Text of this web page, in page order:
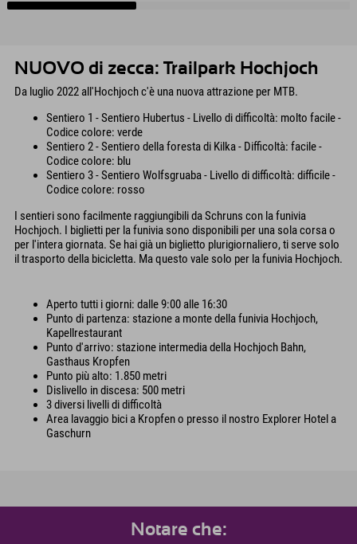
NUOVO di zecca: Trailpark Hochjoch
Da luglio 2022 all'Hochjoch c'è una nuova attrazione per MTB.
Sentiero 1 - Sentiero Hubertus - Livello di difficoltà: molto facile -
Codice colore: verde
Sentiero 2 - Sentiero della foresta di Kilka - Difficoltà: facile -
Codice colore: blu
Sentiero 3 - Sentiero Wolfsgruaba - Livello di difficoltà: difficile -
Codice colore: rosso
I sentieri sono facilmente raggiungibili da Schruns con la funivia
Hochjoch. I biglietti per la funivia sono disponibili per una sola corsa o
per l'intera giornata. Se hai già un biglietto plurigiornaliero, ti serve solo
il trasporto della bicicletta. Ma questo vale solo per la funivia Hochjoch.
Aperto tutti i giorni: dalle 9:00 alle 16:30
Punto di partenza: stazione a monte della funivia Hochjoch,
Kapellrestaurant
Punto d'arrivo: stazione intermedia della Hochjoch Bahn,
Gasthaus Kropfen
Punto più alto: 1.850 metri
Dislivello in discesa: 500 metri
3 diversi livelli di difficoltà
Area lavaggio bici a Kropfen o presso il nostro Explorer Hotel a
Gaschurn
Notare che: